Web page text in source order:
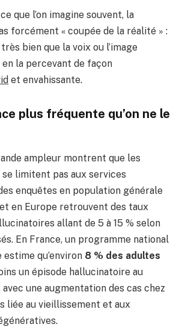
que l’on imagine souvent, la
forcément « coupée de la réalité » :
bien que la voix ou l’image
en la percevant de façon
et envahissante.
plus fréquente qu’on ne le
ampleur montrent que les
se limitent pas aux services
enquêtes en population générale
en Europe retrouvent des taux
allant de 5 à 15 % selon
En France, un programme national
qu’environ 8 % des adultes
un épisode hallucinatoire au
une augmentation des cas chez
liée au vieillissement et aux